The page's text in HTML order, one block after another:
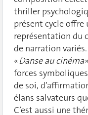
thriller
présent cycle offre
représentation du
de narration variés.
«Danse au cinéma
forces
de soi,
élans salvateurs
C’est aussi une